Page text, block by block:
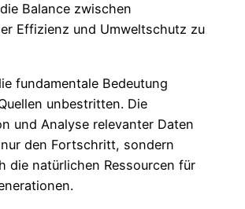
Balance zwischen
Effizienz und Umweltschutz zu
fundamentale Bedeutung
unbestritten. Die
und Analyse relevanter Daten
den Fortschritt, sondern
die natürlichen Ressourcen für